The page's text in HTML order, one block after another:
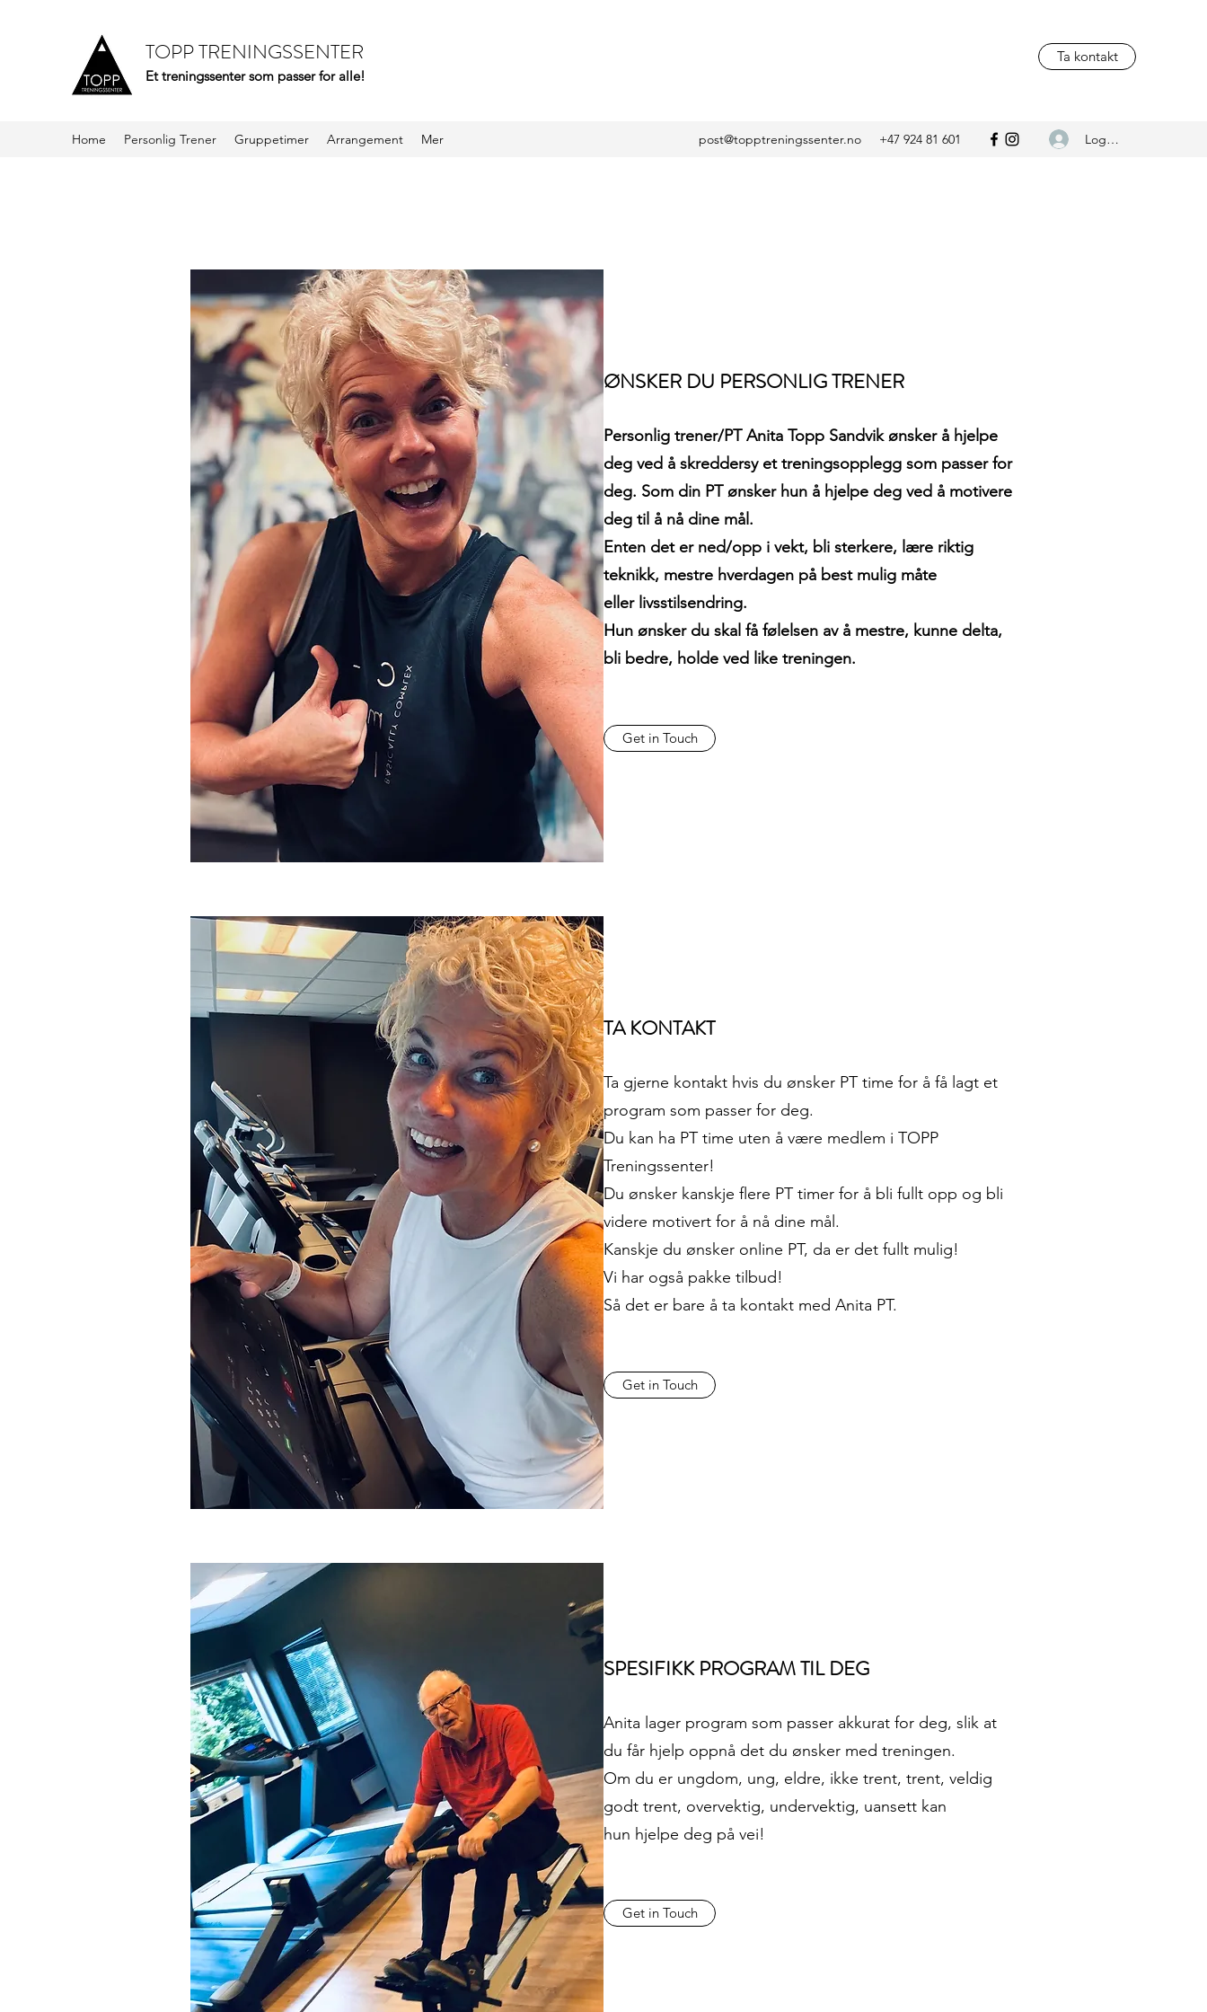
Et treningssenter som passer for alle!
TOPP TRENINGSSENTER Ta kontakt
Home Personlig Trener Gruppetimer Arrangement Mer post@topptreningssenter.no +47 924 81 601 Logg inn
ØNSKER DU PERSONLIG TRENER
Personlig trener/PT Anita Topp Sandvik ønsker å hjelpe
deg ved å skreddersy et treningsopplegg som passer for
deg. Som din PT ønsker hun å hjelpe deg ved å motivere
deg til å nå dine mål.
Enten det er ned/opp i vekt, bli sterkere, lære riktig
teknikk, mestre hverdagen på best mulig måte
eller livsstilsendring.
Hun ønsker du skal få følelsen av å mestre, kunne delta,
bli bedre, holde ved like treningen.
Get in Touch
TA KONTAKT
Ta gjerne kontakt hvis du ønsker PT time for å få lagt et
program som passer for deg.
Du kan ha PT time uten å være medlem i TOPP
Treningssenter!
Du ønsker kanskje flere PT timer for å bli fullt opp og bli
videre motivert for å nå dine mål.
Kanskje du ønsker online PT, da er det fullt mulig!
Vi har også pakke tilbud!
Så det er bare å ta kontakt med Anita PT.
Get in Touch
SPESIFIKK PROGRAM TIL DEG
Anita lager program som passer akkurat for deg, slik at
du får hjelp oppnå det du ønsker med treningen.
Om du er ungdom, ung, eldre, ikke trent, trent, veldig
godt trent, overvektig, undervektig, uansett kan
hun hjelpe deg på vei!
Get in Touch